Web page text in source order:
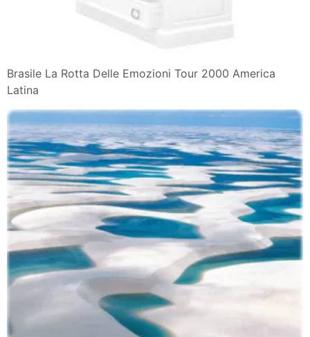
Brasile La Rotta Delle Emozioni Tour 2000 America
Latina